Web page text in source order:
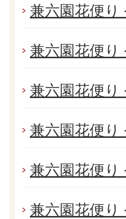
兼六園花便
兼六園花便
兼六園花便
兼六園花便り
兼六園花便り
兼六園花便